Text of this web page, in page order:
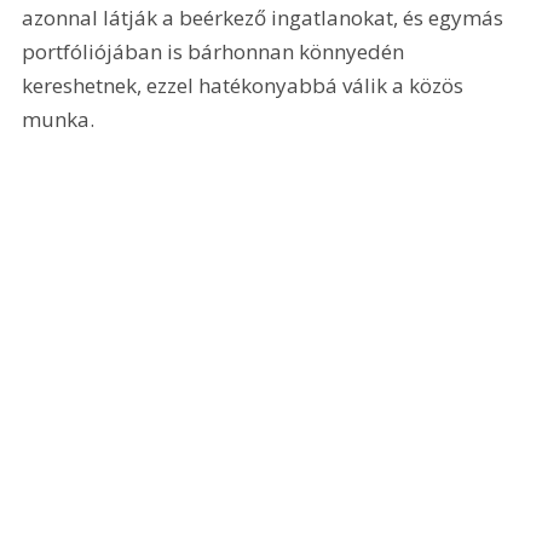
azonnal látják a beérkező ingatlanokat, és egymás
portfóliójában is bárhonnan könnyedén
kereshetnek, ezzel hatékonyabbá válik a közös
munka.